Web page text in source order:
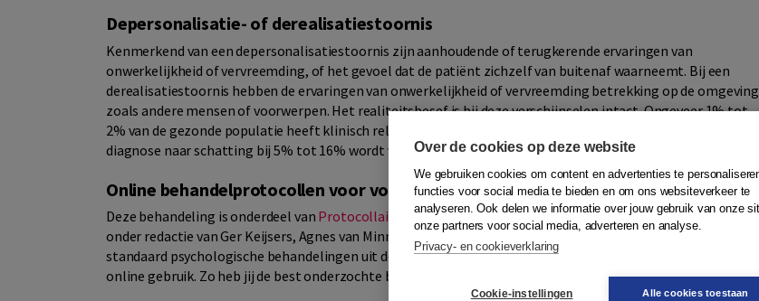
Depersonalisatie- of derealisatiestoornis
Kenmerkend van een depersonalisatiestoornis zijn aanhoudende of terugkerende ervaringen van
onwerkelijkheid of vervreemding, of het gevoel dat de patiënt zichzelf van buitenaf waarneemt. Bij een
derealisatiestoornis hebben de ervaringen van onwerkelijkheid of vervreemding betrekking op de
zoals andere mensen of voorwerpen. Het realiteitsbesef is bij deze verschijnselen intact. Ongeveer 1% tot
2% van de gezonde populatie heeft klinisch relevante symptomen, terwijl in de klinische populatie de
diagnose naar schatting bij 5% tot 16% wordt vastgesteld.
Online behandelprotocollen voor volwassenen
Deze behandeling is onderdeel van Protocollaire behandelingen voor volwassenen met psychische
onder redactie van Ger Keijsers, Agnes van Minnen, Marc Verbraak, Kees Hoogduin en Paul Emmelkamp. De
standaard psychologische behandelingen uit deze boeken zijn nu afzonderlijk beschikbaar gemaakt voor
online gebruik. Zo heb jij de best onderzochte behandelingen voor volwassenen altijd bij de hand!
Over de cookies op deze website
We gebruiken cookies om content en advertenties te
functies voor social media te bieden en om ons websiteverkeer te
analyseren. Ook delen we informatie over jouw gebruik van onze
onze partners voor social media, adverteren en analyse.
Privacy- en cookieverklaring
Cookie-instellingen Alle cookies toestaan